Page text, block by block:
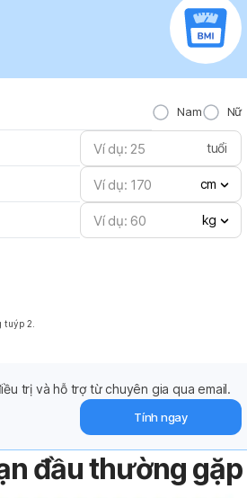
Nam Nữ
tuổi
cm
kg
2.
trị và hỗ trợ từ chuyên gia qua email.
Tính ngay
đầu thường gặp